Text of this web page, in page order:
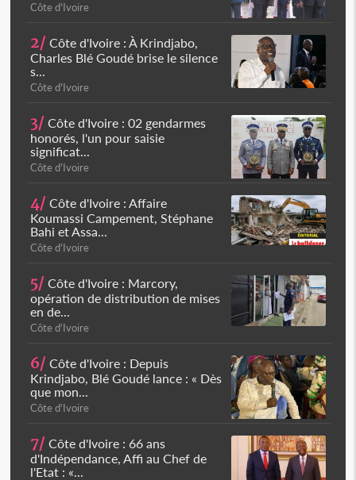
Côte d'Ivoire
2/ Côte d'Ivoire : À Krindjabo,
Charles Blé Goudé brise le silence
s...
Côte d'Ivoire
3/ Côte d'Ivoire : 02 gendarmes
honorés, l'un pour saisie
significat...
Côte d'Ivoire
4/ Côte d'Ivoire : Affaire
Koumassi Campement, Stéphane
Bahi et Assa...
Côte d'Ivoire
5/ Côte d'Ivoire : Marcory,
opération de distribution de mises
en de...
Côte d'Ivoire
6/ Côte d'Ivoire : Depuis
Krindjabo, Blé Goudé lance : « Dès
que mon...
Côte d'Ivoire
7/ Côte d'Ivoire : 66 ans
d'Indépendance, Affi au Chef de
l'Etat : «...